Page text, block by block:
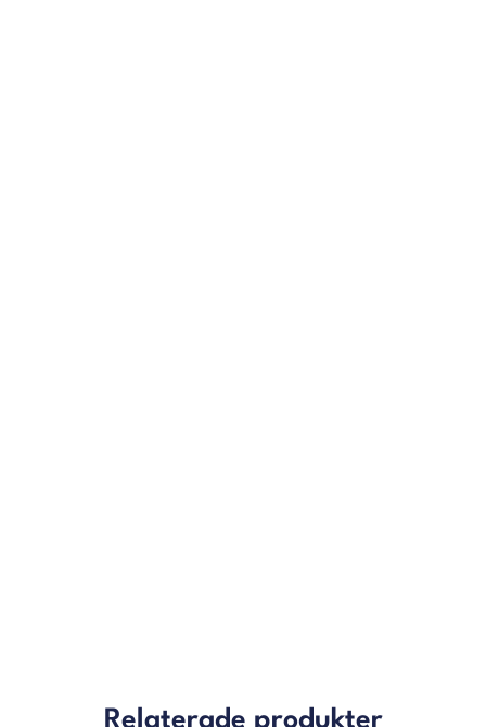
Relaterade produkter